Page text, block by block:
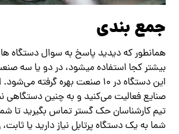
جمع بندی
همانطور که دیدید پاسخ به سوال دستگاه
بیشتر کجا استفاده میشود، در دو یا سه
این دستگاه در 10 صنعت بهره گرفته
صنایع فعالیت می‌کنید و به چنین دستگاهی
تیم کارشناسان حک گستر تماس بگیرید تا شما
شما به یک دستگاه پرتابل نیاز دارید یا ثابت،